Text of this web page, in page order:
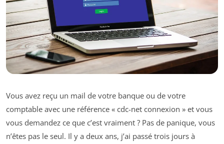
Vous avez reçu un mail de votre banque ou de votre
comptable avec une référence « cdc-net connexion » et vous
vous demandez ce que c’est vraiment ? Pas de panique, vous
n’êtes pas le seul. Il y a deux ans, j’ai passé trois jours à